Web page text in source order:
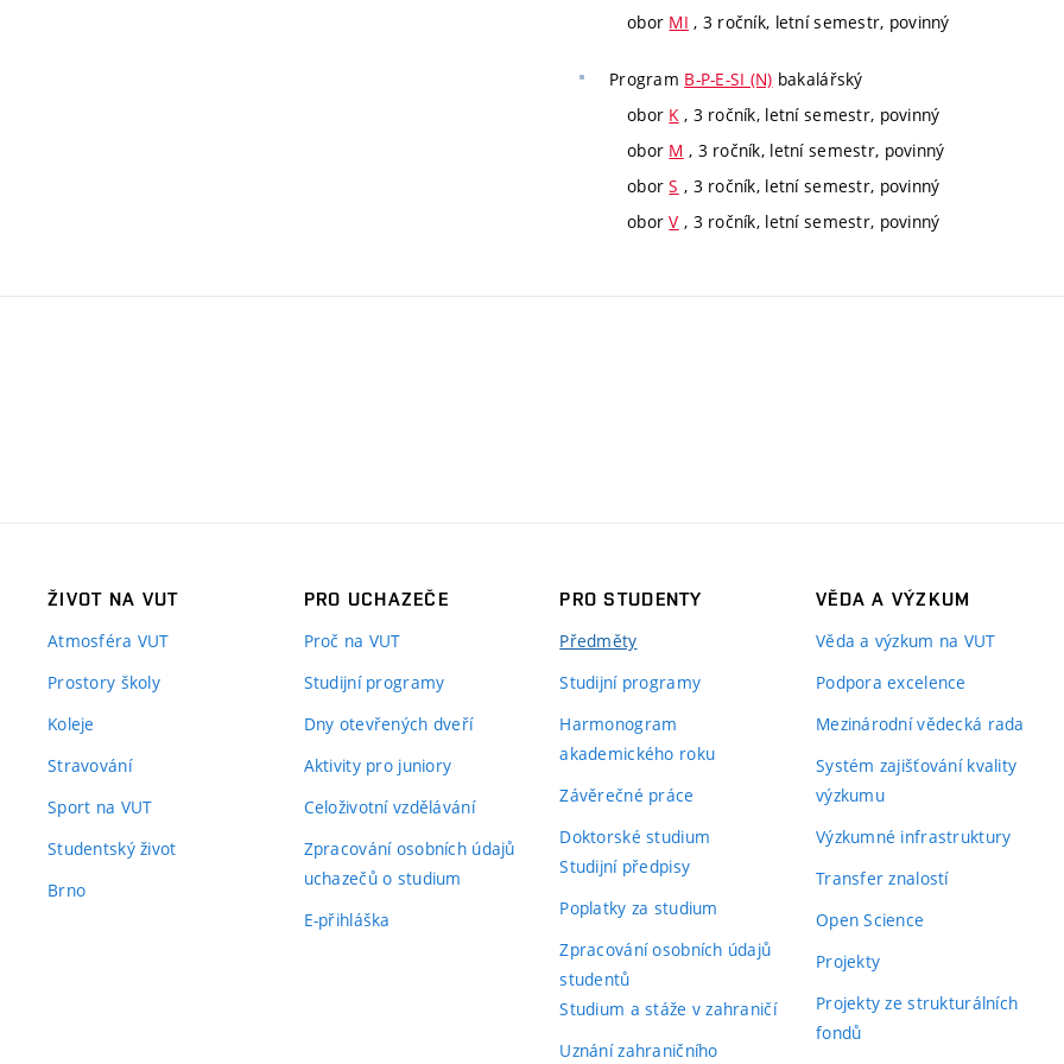
obor MI , 3 ročník, letní semestr, povinný
Program B-P-E-SI (N) bakalářský
obor K , 3 ročník, letní semestr, povinný
obor M , 3 ročník, letní semestr, povinný
oborS , 3 ročník, letní semestr, povinný
oborV , 3 ročník, letní semestr, povinný
ŽIVOT NA VUT
Atmosféra VUT
Prostory školy
Koleje
Stravování
Sport na VUT
Studentský život
Brno
PRO UCHAZEČE
Proč na VUT
Studijní programy
Dny otevřených dveří
Aktivity pro juniory
Celoživotní vzdělávání
Zpracování osobních údajů
uchazečů o studium
E-přihláška
PRO STUDENTY
Předměty
Studijní programy
Harmonogram
akademického roku
Závěrečné práce
Doktorské studium
Studijní předpisy
Poplatky za studium
Zpracování osobních údajů
studentů
Studium a stáže v zahraničí
Uznání zahraničního
VĚDA A VÝZKUM
Věda a výzkum na VUT
Podpora excelence
Mezinárodní vědecká rada
Systém zajišťování kvality
výzkumu
Výzkumné infrastruktury
Transfer znalostí
Open Science
Projekty
Projekty ze strukturálních
fondů